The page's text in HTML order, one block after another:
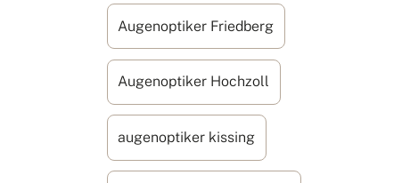
Augenoptiker Friedberg
Augenoptiker Hochzoll
augenoptiker kissing